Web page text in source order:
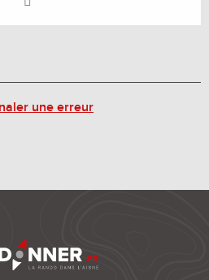
une erreur